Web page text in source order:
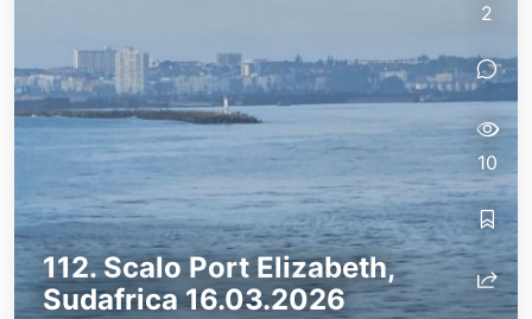
112. Scalo Port Elizabeth,
Sudafrica 16.03.2026
2
10